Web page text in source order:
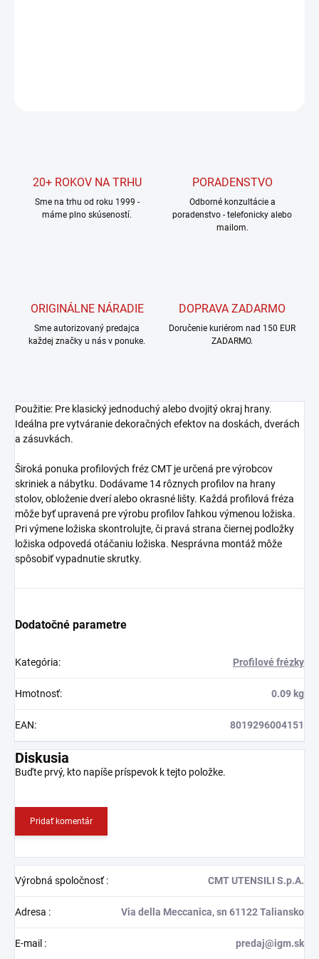
20+ ROKOV NA TRHU
Sme na trhu od roku 1999 -
máme plno skúseností.
PORADENSTVO
Odborné konzultácie a
poradenstvo - telefonicky alebo
mailom.
ORIGINÁLNE NÁRADIE
Sme autorizovaný predajca
každej značky u nás v ponuke.
DOPRAVA ZADARMO
Doručenie kuriérom nad 150 EUR
ZADARMO.
Použitie: Pre klasický jednoduchý alebo dvojitý okraj hrany.
Ideálna pre vytváranie dekoračných efektov na doskách, dverách
a zásuvkách.
Široká ponuka profilových fréz CMT je určená pre výrobcov
skriniek a nábytku. Dodávame 14 rôznych profilov na hrany
stolov, obloženie dverí alebo okrasné lišty. Každá profilová fréza
môže byť upravená pre výrobu profilov ľahkou výmenou ložiska.
Pri výmene ložiska skontrolujte, či pravá strana čiernej podložky
ložiska odpovedá otáčaniu ložiska. Nesprávna montáž môže
spôsobiť vypadnutie skrutky.
Dodatočné parametre
Kategória: Profilové frézky
Hmotnosť: 0.09 kg
EAN: 8019296004151
Diskusia
Buďte prvý, kto napíše príspevok k tejto položke.
Pridať komentár
Výrobná spoločnosť: CMT UTENSILI S.p.A.
Adresa : Via della Meccanica, sn 61122 Taliansko
E-mail : predaj@igm.sk